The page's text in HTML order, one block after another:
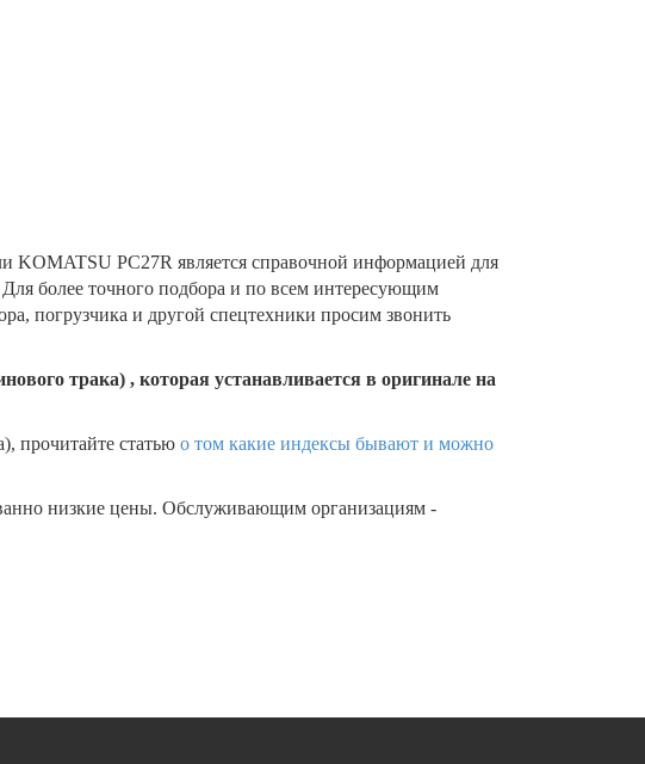
KOMATSU PC27R является справочной информацией для
более точного подбора и по всем интересующим
погрузчика и другой спецтехники просим звонить
трака) , которая устанавливается в оригинале на
прочитайте статью о том какие индексы бывают и можно
низкие цены. Обслуживающим организациям -